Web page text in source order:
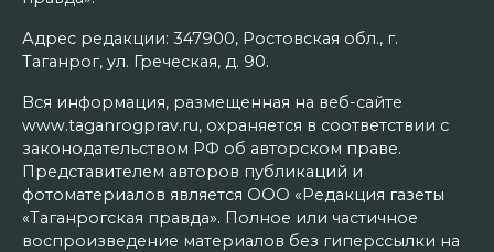
Адрес редакции: 347900, Ростовская обл., г.
Таганрог, ул. Греческая, д. 90.
Вся информация, размещенная на веб-сайте
www.taganrogprav.ru, охраняется в соответствии с
законодательством РФ об авторском праве.
Представителем авторов публикаций и
фотоматериалов является ООО «Редакция газеты
«Таганрогская правда». Полное или частичное
воспроизведение материалов без гиперссылки на